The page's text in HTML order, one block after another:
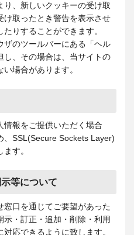
、新しいクッキーの受け取
け取ったとき警告を表示させ
りすることができます。
ザのツールバーにある「ヘル
し、その場合は、当サイトの
場合があります。
情報をご提供いただく場合
、SSL(Secure Sockets Layer)
す。
等について
窓口を通じてご要望があった
・訂正・追加・削除・利用
応できるように致します。